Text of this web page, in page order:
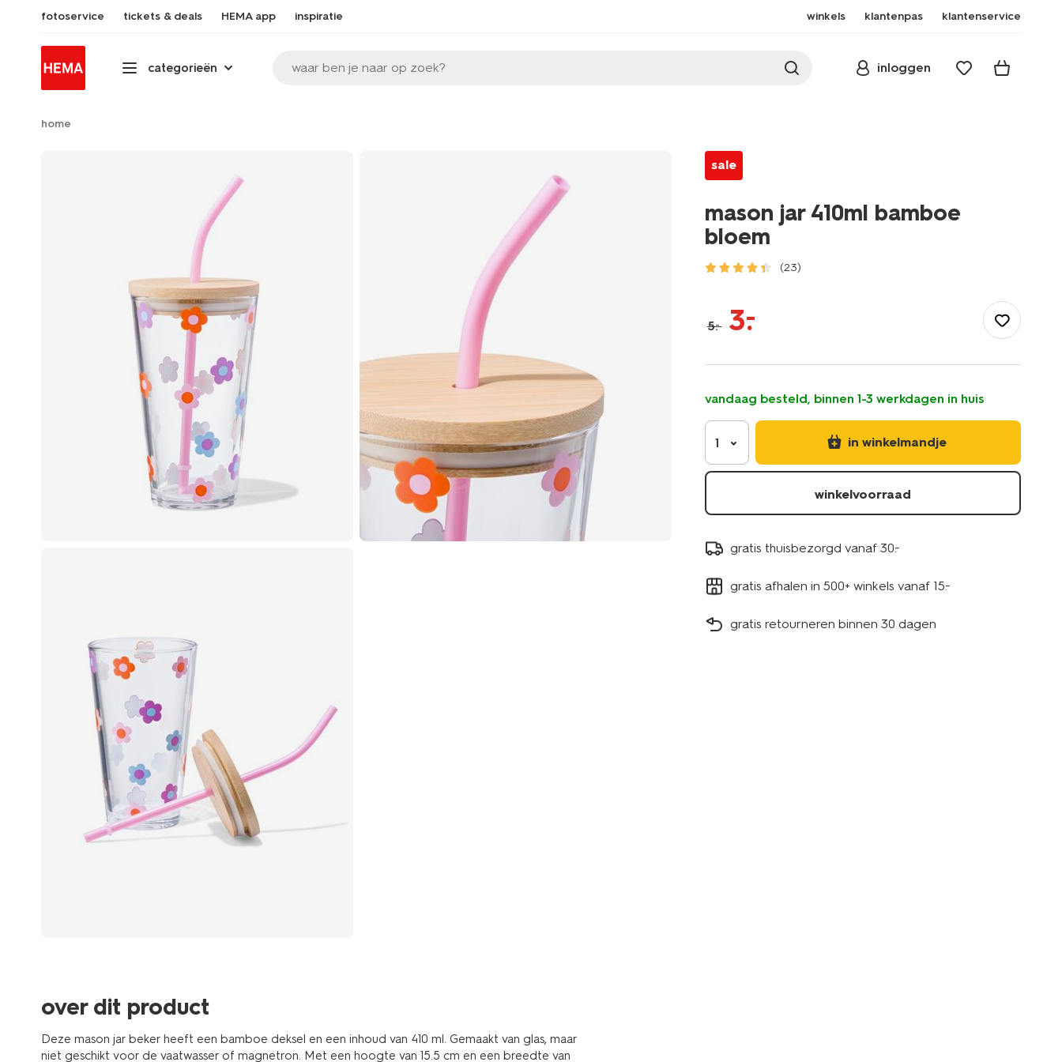
fotoservice tickets & deals HEMA app inspiratie winkels klantenpas klantenservice
categorieën waar ben je naar op zoek? inloggen
home
over dit product
Deze mason jar beker heeft een bamboe deksel en een inhoud van 410 ml. Gemaakt van glas, maar
niet geschikt voor de vaatwasser of magnetron. Met een hoogte van 15.5 cm en een breedte van
sale
mason jar 410ml bamboe
bloem
(23)
410ml-
5.– 3.
–
vandaag besteld, binnen 1-3 werkdagen in huis
1 in winkelmandje
winkelvoorraad
gratis thuisbezorgd vanaf 30.-
gratis afhalen in 500+ winkels vanaf 15.-
gratis retourneren binnen 30 dagen